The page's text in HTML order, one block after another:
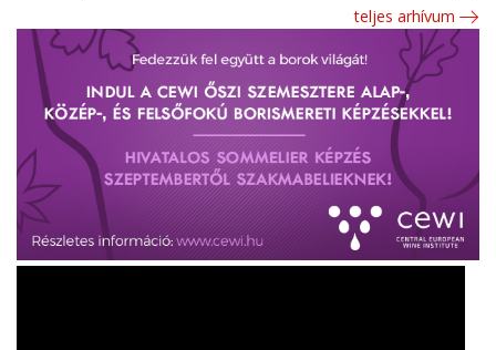
teljes arhívum